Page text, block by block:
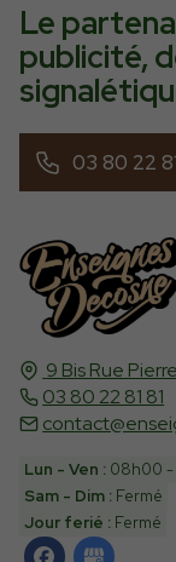
9 Bis Rue
03 80 22 81 81
Lun - Ven : 08h00 -
Sam - Dim : Fermé
Jour ferié : Fermé
Le
publicité,
03 80 22